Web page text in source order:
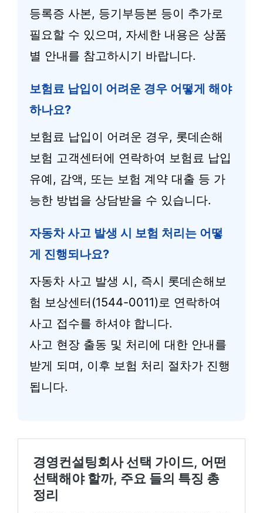
등록증 사본, 등기부등본 등이 추가로
필요할 수 있으며, 자세한 내용은 상품
별 안내를 참고하시기 바랍니다.
보험료 납입이 어려운 경우 어떻게 해야
하나요?
보험료 납입이 어려운 경우, 롯데손해
보험 고객센터에 연락하여 보험료 납입
유예, 감액, 또는 보험 계약 대출 등 가
능한 방법을 상담받을 수 있습니다.
자동차 사고 발생 시 보험 처리는 어떻
게 진행되나요?
자동차 사고 발생 시, 즉시 롯데손해보
험 보상센터(1544-0011)로 연락하여
사고 접수를 하셔야 합니다.
사고 현장 출동 및 처리에 대한 안내를
받게 되며, 이후 보험 처리 절차가 진행
됩니다.